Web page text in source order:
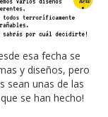
esa fecha se
y diseños, pero
sean unas de las
que se han hecho!